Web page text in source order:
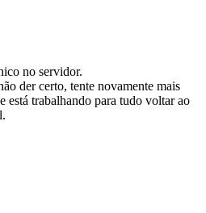
no servidor.
der certo, tente novamente mais
está trabalhando para tudo voltar ao